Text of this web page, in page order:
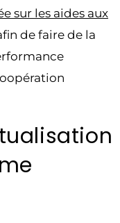
sur les aides aux
de faire de la